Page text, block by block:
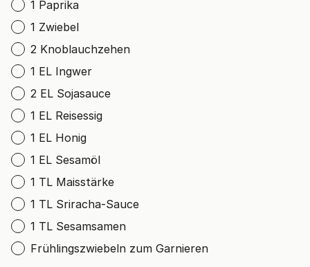
1 Paprika
1 Zwiebel
2 Knoblauchzehen
1 EL Ingwer
2 EL Sojasauce
1 EL Reisessig
1 EL Honig
1 EL Sesamöl
1 TL Maisstärke
1 TL Sriracha-Sauce
1 TL Sesamsamen
Frühlingszwiebeln zum Garnieren